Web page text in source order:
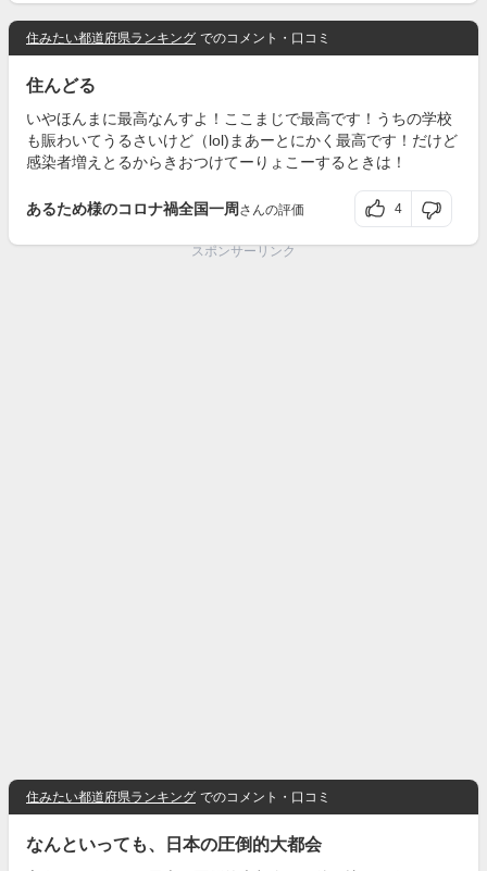
住みたい都道府県ランキング でのコメント・口コミ
住んどる
いやほんまに最高なんすよ！ここまじで最高です！うちの学校
も賑わいてうるさいけど（lol)まあーとにかく最高です！だけど
感染者増えとるからきおつけてーりょこーするときは！
あるため様のコロナ禍全国一周 さんの評価 4
スポンサーリンク
住みたい都道府県ランキング でのコメント・口コミ
なんといっても、日本の圧倒的大都会